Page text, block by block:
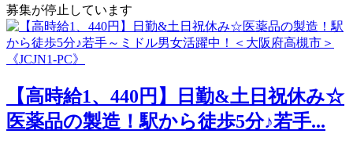
募集が停止しています
【高時給1、440円】日勤&土日祝休み☆
医薬品の製造！駅から徒歩5分♪若手...